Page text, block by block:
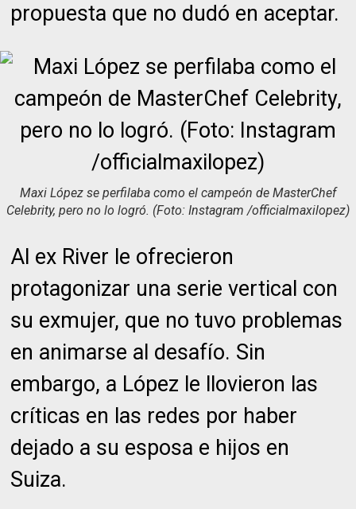
propuesta que no dudó en aceptar.
Maxi López se perfilaba como el campeón de MasterChef
Celebrity, pero no lo logró. (Foto: Instagram /officialmaxilopez)
Al ex River le ofrecieron
protagonizar una serie vertical con
su exmujer, que no tuvo problemas
en animarse al desafío. Sin
embargo, a López le llovieron las
críticas en las redes por haber
dejado a su esposa e hijos en
Suiza.